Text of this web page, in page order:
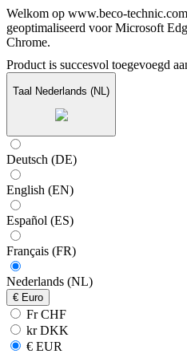
Welkom op www.beco-
geoptimaliseerd voor Microsoft
Chrome.
Product is succesvol toegevoegd
Taal Nederlands (NL)
Deutsch (DE)
English (EN)
Español (ES)
Français (FR)
Nederlands (NL)
€ Euro
Fr CHF
kr DKK
€ EUR